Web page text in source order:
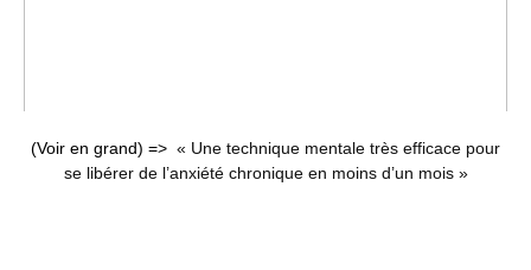
(Voir en grand) => « Une technique mentale très efficace pour
se libérer de l’anxiété chronique en moins d’un mois »